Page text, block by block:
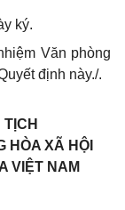
ký.
Văn phòng
định này./.
TỊCH
HÒA XÃ HỘI
VIỆT NAM